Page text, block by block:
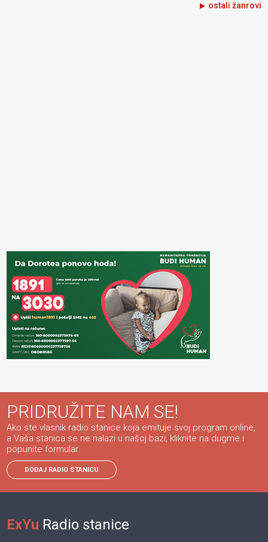
ostali žanrovi
PRIDRUŽITE NAM SE!
Ako ste vlasnik radio stanice koja emituje svoj program online,
a Vaša stanica se ne nalazi u našoj bazi, kliknite na dugme i
popunite formular.
DODAJ RADIO STANICU
ExYu Radio stanice